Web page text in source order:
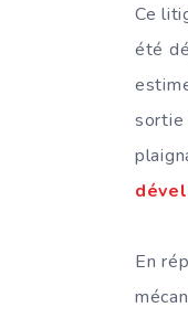
Ce
été
sortie
En